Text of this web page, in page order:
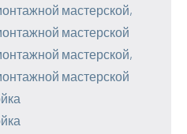
мастерской,
мастерской
мастерской,
мастерской